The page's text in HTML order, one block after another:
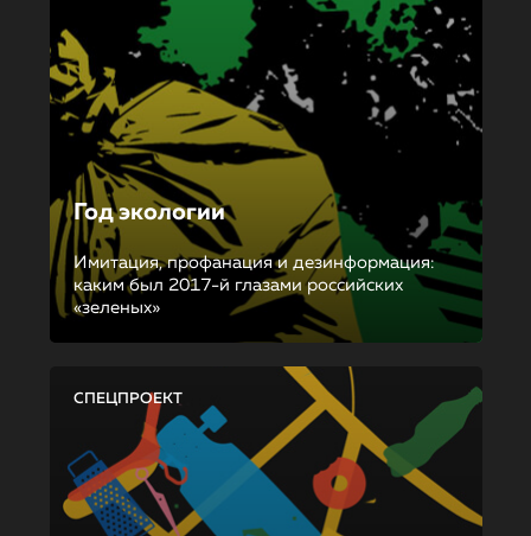
Год экологии
Имитация, профанация и дезинформация:
каким был 2017-й глазами российских
«зеленых»
СПЕЦПРОЕКТ